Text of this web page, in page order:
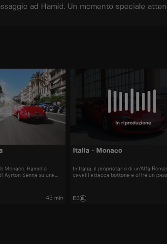
ad Hamid. Un momento speciale
Monaco, Hamid è
Ayrton Senna su una
43 min
In riproduzione
Italia - Monaco
In Italia, il proprietario di un’Alfa
cavalli attacca bottone e offre un
E3